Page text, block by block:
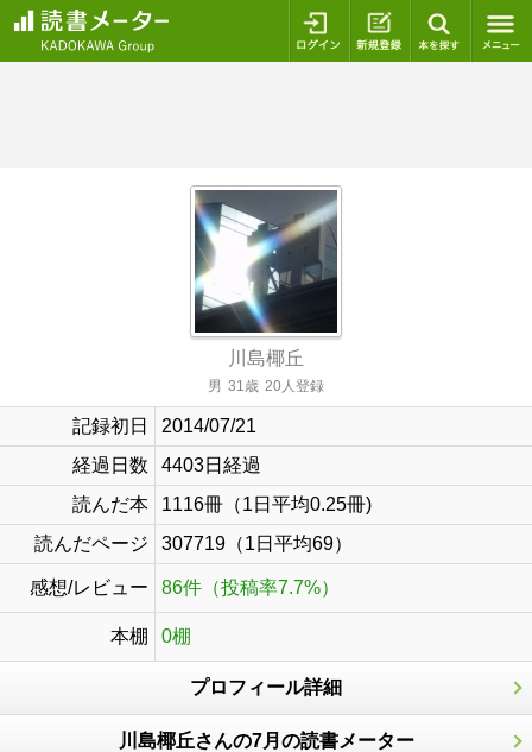
ログイン 新規登録
川島椰丘
男 31歳 20人登録
記録初日
2014/07/21
経過日数
4403日経過
読んだ本
1116冊（1日平均0.25冊)
読んだページ
307719（1日平均69）
感想/レビュー 86件（投稿率7.7%）
本棚 0棚
プロフィール詳細
川島椰丘さんの7月の読書メーター